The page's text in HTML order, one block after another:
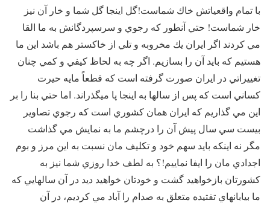
با تمام واقعياتش خاك شماست!‌گل اينجا گل شما و خار آن نيز
خار شماست!‌ حتي آنطور كه رجوي و سرسپردگانش به ما القا
مي كردند اگر ايران يك مخروبه و تلي از خاكستر هم باشد اين ما
هستيم كه بايد آن را بسازيم. اگر چه به لحاظ كيفي و كمي چنان
تغييراتي در ايران صورت گرفته است كه قطعاً‌ مايه حيرت
كساني است كه پس از سالها به اينجا پا ميگذراند. اما حتي بنا را بر
اين مي گذاريم كه ايران همان كشوري است كه رجوي تصاوير
بيست سي سال پيش آن را درچشم ما به نمايش مي گذاشت
مگر نه اينكه بايد سهم خود و تكليف مان نسبت به اين مرز و بوم
اجدادي مان را ايفا نماييم!؟‌ به لطف خدا روزي شما نيز به
كشورتان بازخواهيد گشت و خودتان خواهيد ديد در آن سالهايي كه
ما بيابانهاي تفتيده متعلق به صدام را آباد مي كرديم، در آن